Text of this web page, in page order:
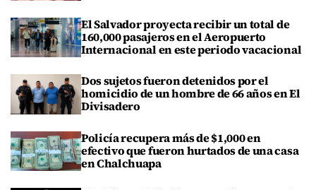
El Salvador proyecta recibir un total de
160,000 pasajeros en el Aeropuerto
Internacional en este periodo vacacional
Dos sujetos fueron detenidos por el
homicidio de un hombre de 66 años en El
Divisadero
Policía recupera más de $1,000 en
efectivo que fueron hurtados de una casa
en Chalchuapa